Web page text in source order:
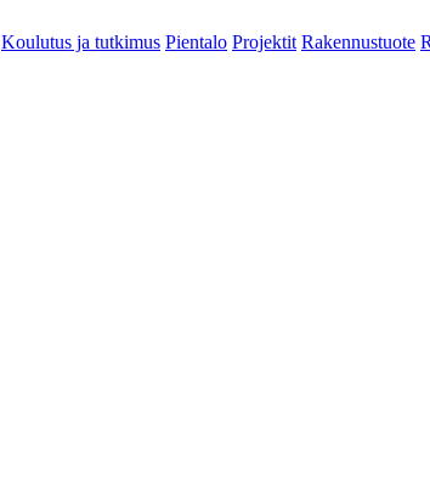
Koulutus ja tutkimus Pientalo Projektit Rakennustuote